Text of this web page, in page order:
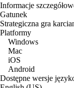
Informacje
Gatunek
Strategiczna gra
Platformy
Windows
Mac
iOS
Android
Dostępne wersje